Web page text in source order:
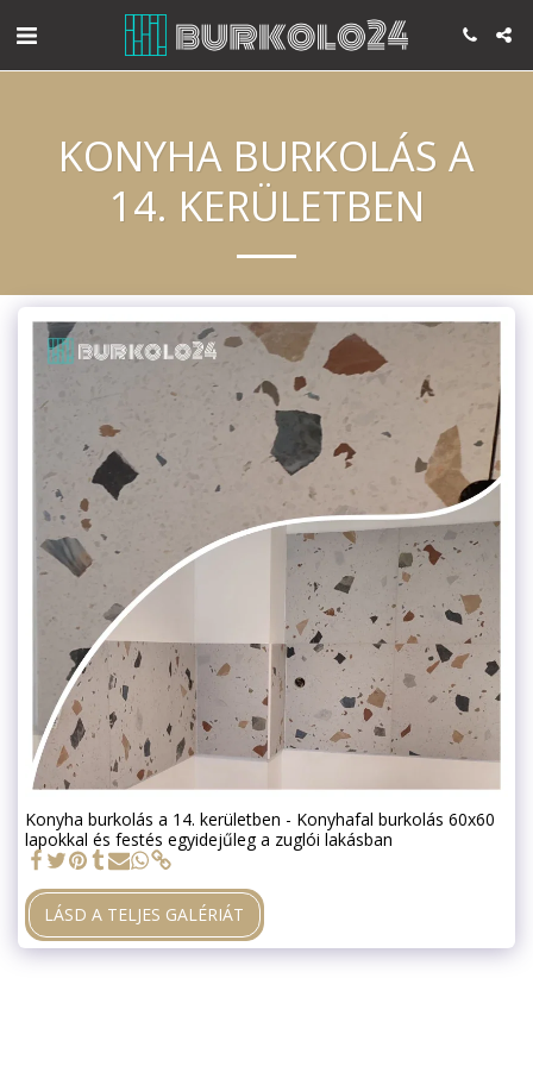
KONYHA BURKOLÁS A
14. KERÜLETBEN
Konyha burkolás a 14. kerületben - Konyhafal burkolás 60x60
lapokkal és festés egyidejűleg a zuglói lakásban
LÁSD A TELJES GALÉRIÁT